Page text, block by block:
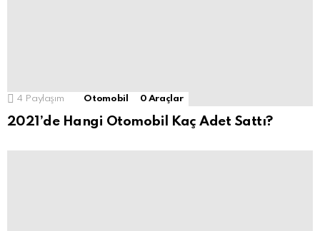
4 Paylaşım Otomobil 0 Araçlar
2021’de Hangi Otomobil Kaç Adet Sattı?